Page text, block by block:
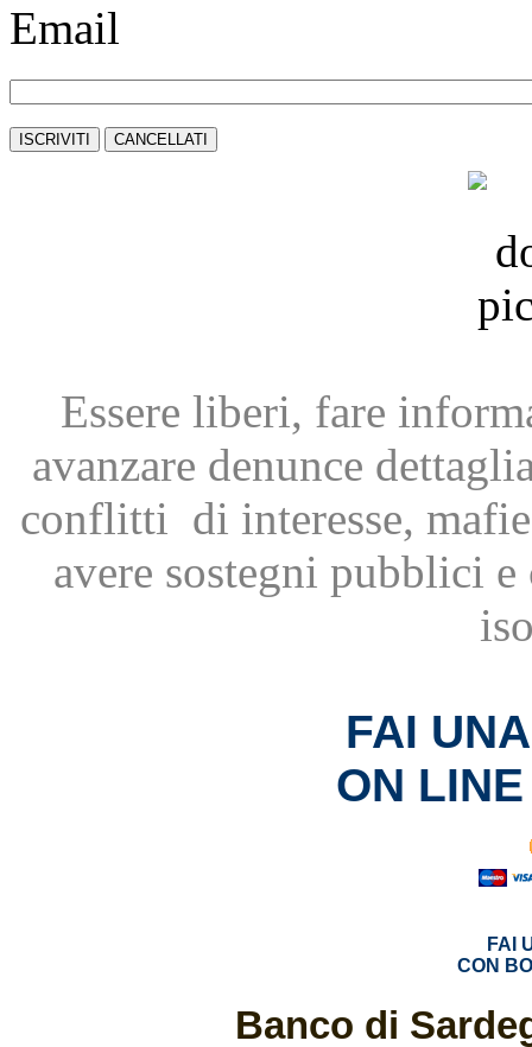
Email
Essere liberi, fare
avanzare denunce
conflitti di interesse,
avere sostegni pubblici
FAI
ON
FAI
CON
Banco di